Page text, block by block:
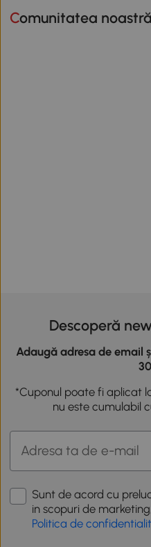
Comunitatea
Descoperă
Adaugă adresa de email
*Cuponul poate fi aplicat
nu este cumulabil
Sunt de acord cu
in scopuri de
Politica de